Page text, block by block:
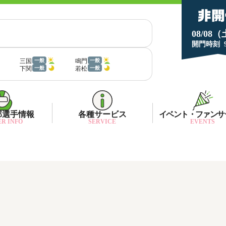
08/08（
開門時刻
三国 一般 鳴門 一般
下関 一般 若松 一般
手情報
INFO
選手優勝実績
各種サービス
SERVICE
イベント・ファン
EVENTS